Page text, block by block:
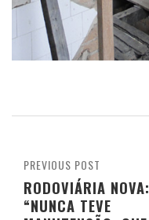
PREVIOUS POST
RODOVIÁRIA NOVA:
“NUNCA TEVE